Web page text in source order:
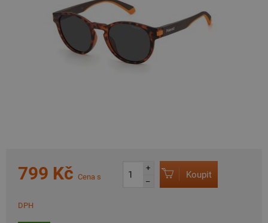
799 Kč Cena s
DPH
+
–
Koupit